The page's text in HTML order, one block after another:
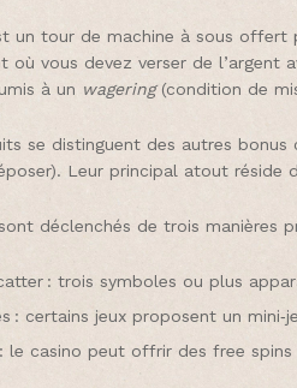
un tour de machine à sous offert
où vous devez verser de l’argent
à un wagering(condition de
se distinguent des autres bonus
Leur principal atout réside
déclenchés de trois manières
: trois symboles ou plus
: certains jeux proposent un
le casino peut offrir des free spins